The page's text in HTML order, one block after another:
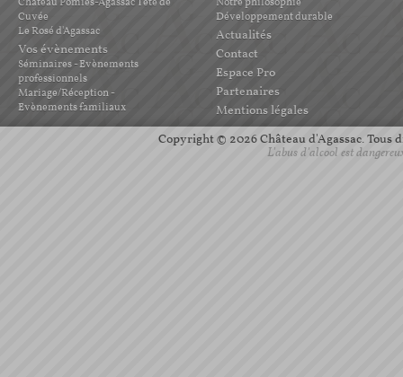
Cuvée
Le Rosé d'Agassac
Vos évènements
Séminaires - Evènements
professionnels
Mariage/Réception -
Evènements familiaux
Développement durable
Actualités
Contact
Espace Pro
Partenaires
Mentions légales
Copyright © 2026 Château d'Agassac. Tous
L'abus d'alcool est